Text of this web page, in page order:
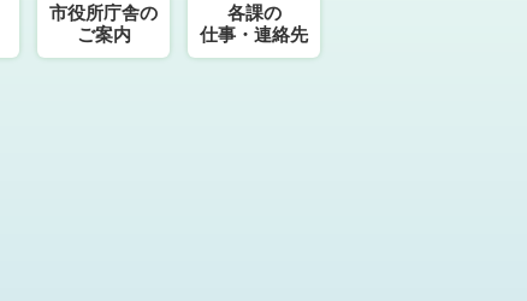
市役所庁舎の
ご案内
各課の
仕事・連絡先